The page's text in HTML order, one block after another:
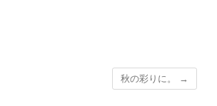
秋の彩りに。 →